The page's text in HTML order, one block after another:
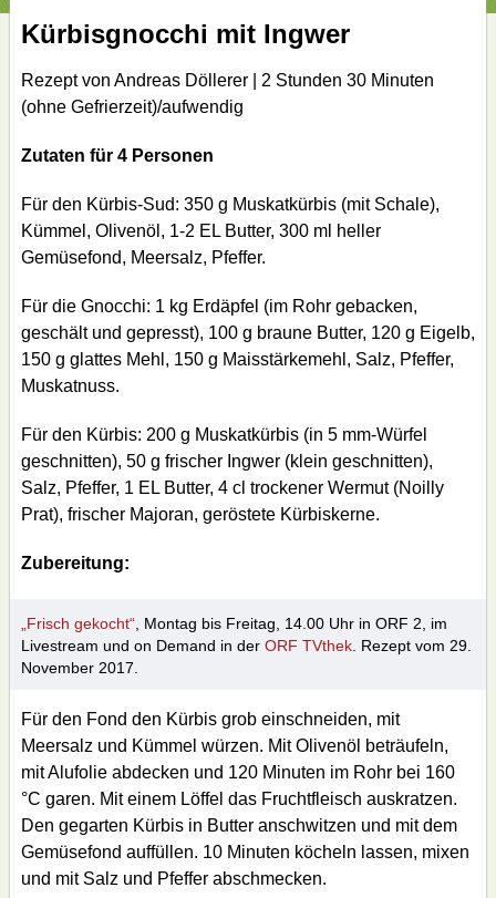
Kürbisgnocchi mit Ingwer
Rezept von Andreas Döllerer | 2 Stunden 30 Minuten
(ohne Gefrierzeit)/aufwendig
Zutaten für 4 Personen
Für den Kürbis-Sud: 350 g Muskatkürbis (mit Schale),
Kümmel, Olivenöl, 1-2 EL Butter, 300 ml heller
Gemüsefond, Meersalz, Pfeffer.
Für die Gnocchi: 1 kg Erdäpfel (im Rohr gebacken,
geschält und gepresst), 100 g braune Butter, 120 g Eigelb,
150 g glattes Mehl, 150 g Maisstärkemehl, Salz, Pfeffer,
Muskatnuss.
Für den Kürbis: 200 g Muskatkürbis (in 5 mm-Würfel
geschnitten), 50 g frischer Ingwer (klein geschnitten),
Salz, Pfeffer, 1 EL Butter, 4 cl trockener Wermut (Noilly
Prat), frischer Majoran, geröstete Kürbiskerne.
Zubereitung:
„Frisch gekocht“ , Montag bis Freitag, 14.00 Uhr in ORF 2, im
Livestream und on Demand in der ORF TVthek . Rezept vom 29.
November 2017.
Für den Fond den Kürbis grob einschneiden, mit
Meersalz und Kümmel würzen. Mit Olivenöl beträufeln,
mit Alufolie abdecken und 120 Minuten im Rohr bei 160
°C garen. Mit einem Löffel das Fruchtfleisch auskratzen.
Den gegarten Kürbis in Butter anschwitzen und mit dem
Gemüsefond auffüllen. 10 Minuten köcheln lassen, mixen
und mit Salz und Pfeffer abschmecken.